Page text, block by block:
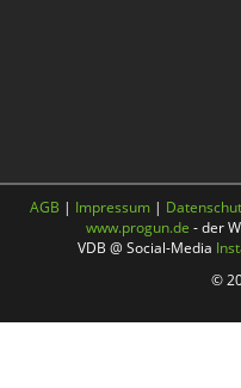
AGB | Impressum |
www.progun.de - der
VDB @ Social-Media
©